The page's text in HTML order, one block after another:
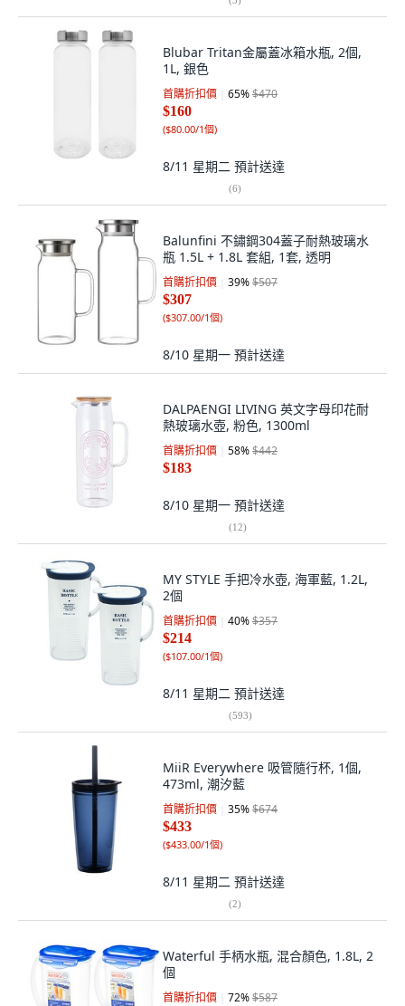
Blubar Tritan金屬蓋冰箱水瓶, 2個,
1L, 銀色
首購折扣價 65%$470
$160
($80.00/1個)
8/11 星期二 預計送達
(6)
Balunfini 不鏽鋼304蓋子耐熱玻璃水
瓶 1.5L + 1.8L 套組, 1套, 透明
首購折扣價 39%$507
$307
($307.00/1個)
8/10 星期一 預計送達
DALPAENGI LIVING 英文字母印花耐
熱玻璃水壺, 粉色, 1300ml
首購折扣價 58%$442
$183
8/10 星期一 預計送達
(12)
MY STYLE 手把冷水壺, 海軍藍, 1.2L,
2個
首購折扣價 40%$357
$214
($107.00/1個)
8/11 星期二 預計送達
(593)
MiiR Everywhere 吸管隨行杯, 1個,
473ml, 潮汐藍
首購折扣價 35%$674
$433
($433.00/1個)
8/11 星期二 預計送達
(2)
Waterful 手柄水瓶, 混合顏色, 1.8L, 2
個
首購折扣價 72%$587